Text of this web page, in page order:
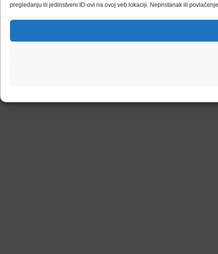
pregledanju ili jedinstveni ID-ovi na ovoj veb lokaciji. Nepristanak ili